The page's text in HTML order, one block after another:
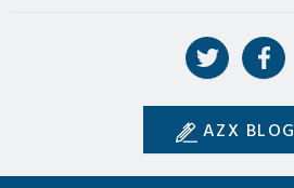
AZX BLOG